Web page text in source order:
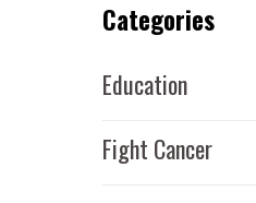
Categories
Education
Fight Cancer